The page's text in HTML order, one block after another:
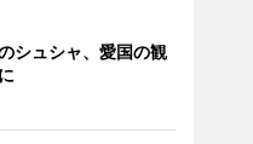
シュシャ、愛国の観